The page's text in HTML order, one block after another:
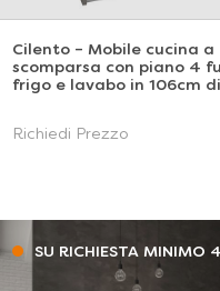
Cilento – Mobile cucina a
scomparsa con piano 4
frigo e lavabo in 106cm
Richiedi Prezzo
SU RICHIESTA MINIMO